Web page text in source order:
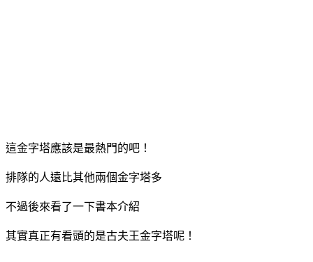
這金字塔應該是最熱門的吧！
排隊的人遠比其他兩個金字塔多
不過後來看了一下書本介紹
其實真正有看頭的是古夫王金字塔呢！